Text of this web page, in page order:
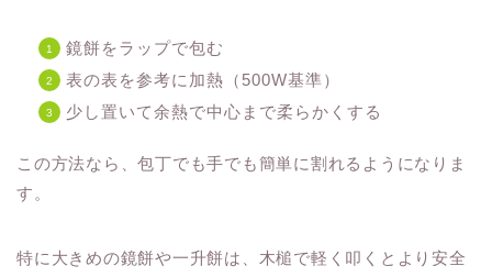
鏡餅をラップで包む
表の表を参考に加熱（500W基準）
少し置いて余熱で中心まで柔らかくする
この方法なら、包丁でも手でも簡単に割れるようになりま
す。
特に大きめの鏡餅や一升餅は、木槌で軽く叩くとより安全